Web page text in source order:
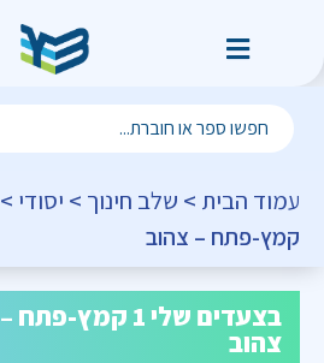
עמוד הבית > שלב חינוך > יסודי
קמץ-פתח – צהוב
בצעדים שלי 1 קמץ-פתח –
צהוב